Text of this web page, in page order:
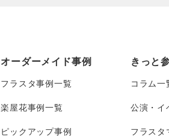
オーダーメイド事例
フラスタ事例一覧
楽屋花事例一覧
ピックアップ事例
きっと
コラム一
公演・イ
フラスタ